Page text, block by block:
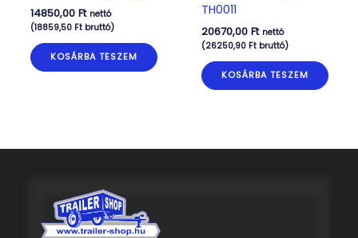
14850,00 Ft nettó
(18859,50 Ftbruttó)
KOSÁRBA TESZEM
TH0011
20670,00 Ft nettó
(26250,90 Ftbruttó)
KOSÁRBA TESZEM